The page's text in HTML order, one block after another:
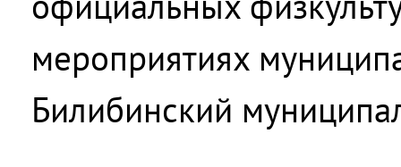
мероприятиях
Билибинский